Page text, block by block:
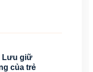
Lưu giữ
của trẻ